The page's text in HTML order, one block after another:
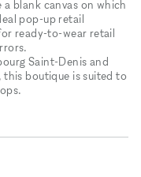
blank canvas on which
pop-up retail
ready-to-wear retail
Saint-Denis and
boutique is suited to